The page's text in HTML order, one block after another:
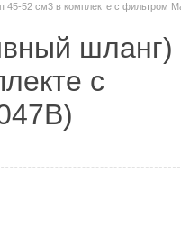
45-52 см3 в комплекте с фильтром
шланг)
с